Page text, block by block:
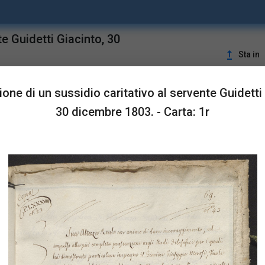
Guidetti Giacinto, 30
upgrade Sta in
di un sussidio caritativo al servente Guidetti
30 dicembre 1803. - Carta: 1r